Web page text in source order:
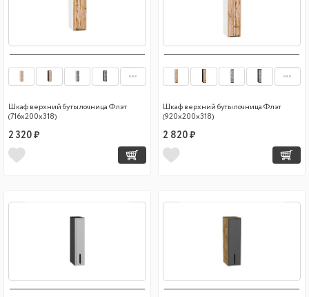
Шкаф верхний бутылочница Флэт
(716х200х318)
2 320 ₽
Шкаф верхний бутылочница Флэт
(920х200х318)
2 820 ₽